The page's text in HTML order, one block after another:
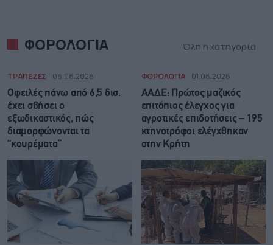
ΦΟΡΟΛΟΓΙΑ Όλη η κατηγορία
ΤΡΑΠΕΖΕΣ 06.08.2026
Οφειλές πάνω από 6,5 δισ.
έχει σβήσει ο
εξωδικαστικός, πώς
διαμορφώνονται τα
“κουρέματα”
ΦΟΡΟΛΟΓΙΑ 01.08.2026
ΑΑΔΕ: Πρώτος μαζικός
επιτόπιος έλεγχος για
αγροτικές επιδοτήσεις – 195
κτηνοτρόφοι ελέγχθηκαν
στην Κρήτη